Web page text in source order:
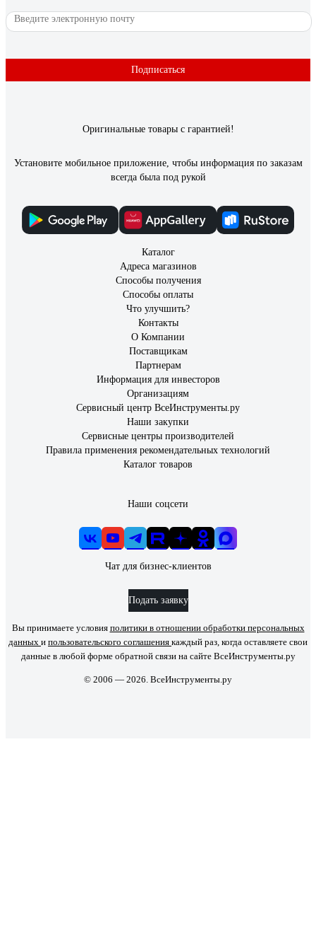
Хороший валик, шпатлевку ложит на Ура. Промывает я
достаточно хорошо. Ворс в виде мягкой резины за все время
Подписаться
Оригинальные товары с гарантией!
Установите мобильное приложение, чтобы информация по заказам
всегда была под рукой
Каталог
Адреса магазинов
Способы получения
Способы оплаты
Что улучшить?
Контакты
О Компании
Поставщикам
Партнерам
Информация для инвесторов
Организациям
Сервисный центр ВсеИнструменты.ру
Наши закупки
Сервисные центры производителей
Правила применения рекомендательных технологий
Каталог товаров
Наши соцсети
Чат для бизнес-клиентов
Подать заявку
Вы принимаете условия политики в отношении обработки персональных
данных и пользовательского соглашения каждый раз, когда оставляете свои
данные в любой форме обратной связи на сайте ВсеИнструменты.ру
© 2006 — 2026. ВсеИнструменты.ру